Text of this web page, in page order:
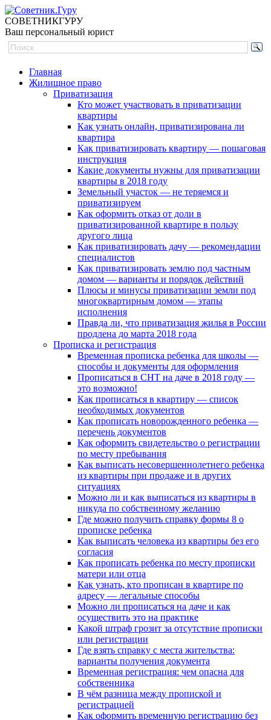
СОВЕТНИКГУРУ
Ваш персональный юрист
Главная
Жилищное право
Приватизация
Кто может участвовать в приватизации
квартиры
Как узнать онлайн, приватизирована ли
квартира
Как приватизировать квартиру — пошаговая
инструкция
Какие документы нужны для приватизации
квартиры в 2018 году
Земельный участок — не теряемся и
приватизируем
Как оформить отказ от доли в
приватизированной квартире в пользу
другого лица
Как приватизировать дачу — рекомендации
специалистов
Как приватизировать землю под частным
домом — варианты и порядок действий
Плюсы и минусы приватизации земли под
многоквартирным домом — этапы
исполнения
Правда ли, что приватизация жилья в России
продлена до марта 2018 года
Прописка и регистрация
Временная прописка ребенка для школы —
способы и документы для оформления
Прописаться в СНТ на даче в 2018 году —
это возможно!
Как прописаться в квартиру — список
необходимых документов
Как прописать новорожденного ребенка —
перечень документов
Как оформить свидетельство о регистрации
по месту пребывания
Как выписать несовершеннолетнего ребенка
из квартиры при продаже и в других
ситуациях
Можно ли и как выписаться из квартиры в
никуда по собственному желанию
Где можно получить справку формы 8 о
прописке ребенка
Как выписать человека из квартиры без его
согласия
Как прописать ребенка по месту прописки
матери или отца
Как узнать, кто прописан в квартире по
адресу — легальные способы
Можно ли прописаться на даче и как
осуществить это на практике
Какой штраф грозит за отсутствие прописки
или регистрации
Где взять справку с места жительства:
варианты получения документа
Временная регистрация: чем опасна для
собственника
В чём разница между пропиской и
регистрацией
Как оформить временную регистрацию без